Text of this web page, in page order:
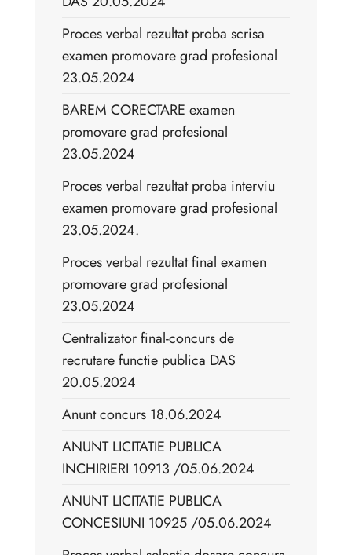
Proces verbal rezultat proba scrisa
examen promovare grad profesional
23.05.2024
BAREM CORECTARE examen
promovare grad profesional
23.05.2024
Proces verbal rezultat proba interviu
examen promovare grad profesional
23.05.2024.
Proces verbal rezultat final examen
promovare grad profesional
23.05.2024
Centralizator final-concurs de
recrutare functie publica DAS
20.05.2024
Anunt concurs 18.06.2024
ANUNT LICITATIE PUBLICA
INCHIRIERI 10913 /05.06.2024
ANUNT LICITATIE PUBLICA
CONCESIUNI 10925 /05.06.2024